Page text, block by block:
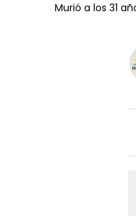
Murió a los 31